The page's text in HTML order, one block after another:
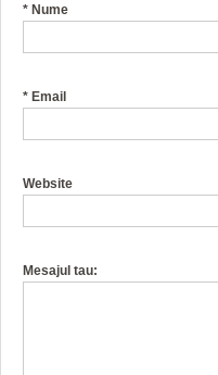
* Nume
* Email
Website
Mesajul tau: